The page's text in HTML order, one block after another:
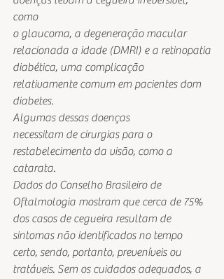
como
o glaucoma, a degeneração macular
relacionada a idade (DMRI) e a retinopatia
diabética, uma complicação
relativamente comum em pacientes dom
diabetes.
Algumas dessas doenças
necessitam de cirurgias para o
restabelecimento da visão, como a
catarata.
Dados do Conselho Brasileiro de
Oftalmologia mostram que cerca de 75%
dos casos de cegueira resultam de
sintomas não identificados no tempo
certo, sendo, portanto, preveníveis ou
tratáveis. Sem os cuidados adequados, a